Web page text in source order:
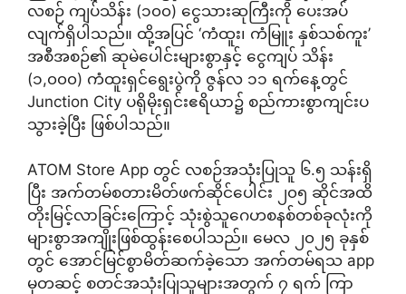
လစဉ် ကျပ်သိန်း (၁၀၀) ငွေသားဆုကြီးကို ပေးအပ်
လျက်ရှိပါသည်။ ထို့အပြင် ‘ကံထူး၊ ကံမြူး နှစ်သစ်ကူး’
အစီအစဉ်၏ ဆုမဲပေါင်းများစွာနှင့် ငွေကျပ် သိန်း
(၁,၀၀၀) ကံထူးရှင်ရွေးပွဲကို ဇွန်လ ၁၁ ရက်နေ့တွင်
Junction City ပရိုမိုးရှင်းဧရိယာ၌ စည်ကားစွာကျင်းပ
သွားခဲ့ပြီး ဖြစ်ပါသည်။
ATOM Store App တွင် လစဉ်အသုံးပြုသူ ၆.၅ သန်းရှိ
ပြီး အက်တမ်စတားမိတ်ဖက်ဆိုင်ပေါင်း ၂၀၅ ဆိုင်အထိ
တိုးမြင့်လာခြင်းကြောင့် သုံးစွဲသူဂေဟစနစ်တစ်ခုလုံးကို
များစွာအကျိုးဖြစ်ထွန်းစေပါသည်။ မေလ ၂၀၂၅ ခုနှစ်
တွင် အောင်မြင်စွာမိတ်ဆက်ခဲ့သော အက်တမ်ရသ app
မှတဆင့် စတင်အသုံးပြုသူများအတွက် ၇ ရက် ကြာ